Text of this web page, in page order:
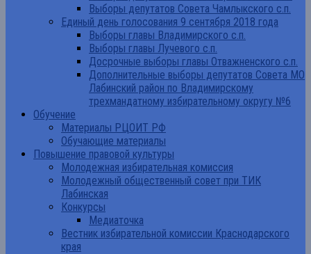
Выборы депутатов Совета Чамлыкского с.п.
Единый день голосования 9 сентября 2018 года
Выборы главы Владимирского с.п.
Выборы главы Лучевого с.п.
Досрочные выборы главы Отважненского с.п.
Дополнительные выборы депутатов Совета МО
Лабинский район по Владимирскому
трехмандатному избирательному округу №6
Обучение
Материалы РЦОИТ РФ
Обучающие материалы
Повышение правовой культуры
Молодежная избирательная комиссия
Молодежный общественный совет при ТИК
Лабинская
Конкурсы
Медиаточка
Вестник избирательной комиссии Краснодарского
края